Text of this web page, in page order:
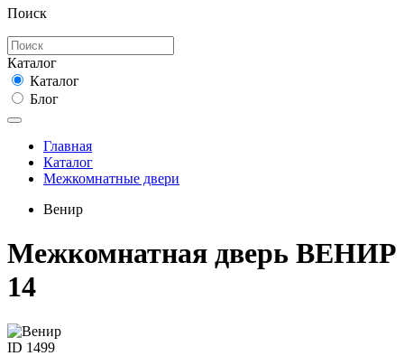
Поиск
Каталог
Каталог
Блог
Главная
Каталог
Межкомнатные двери
Венир
Межкомнатная дверь ВЕНИР
14
ID 1499